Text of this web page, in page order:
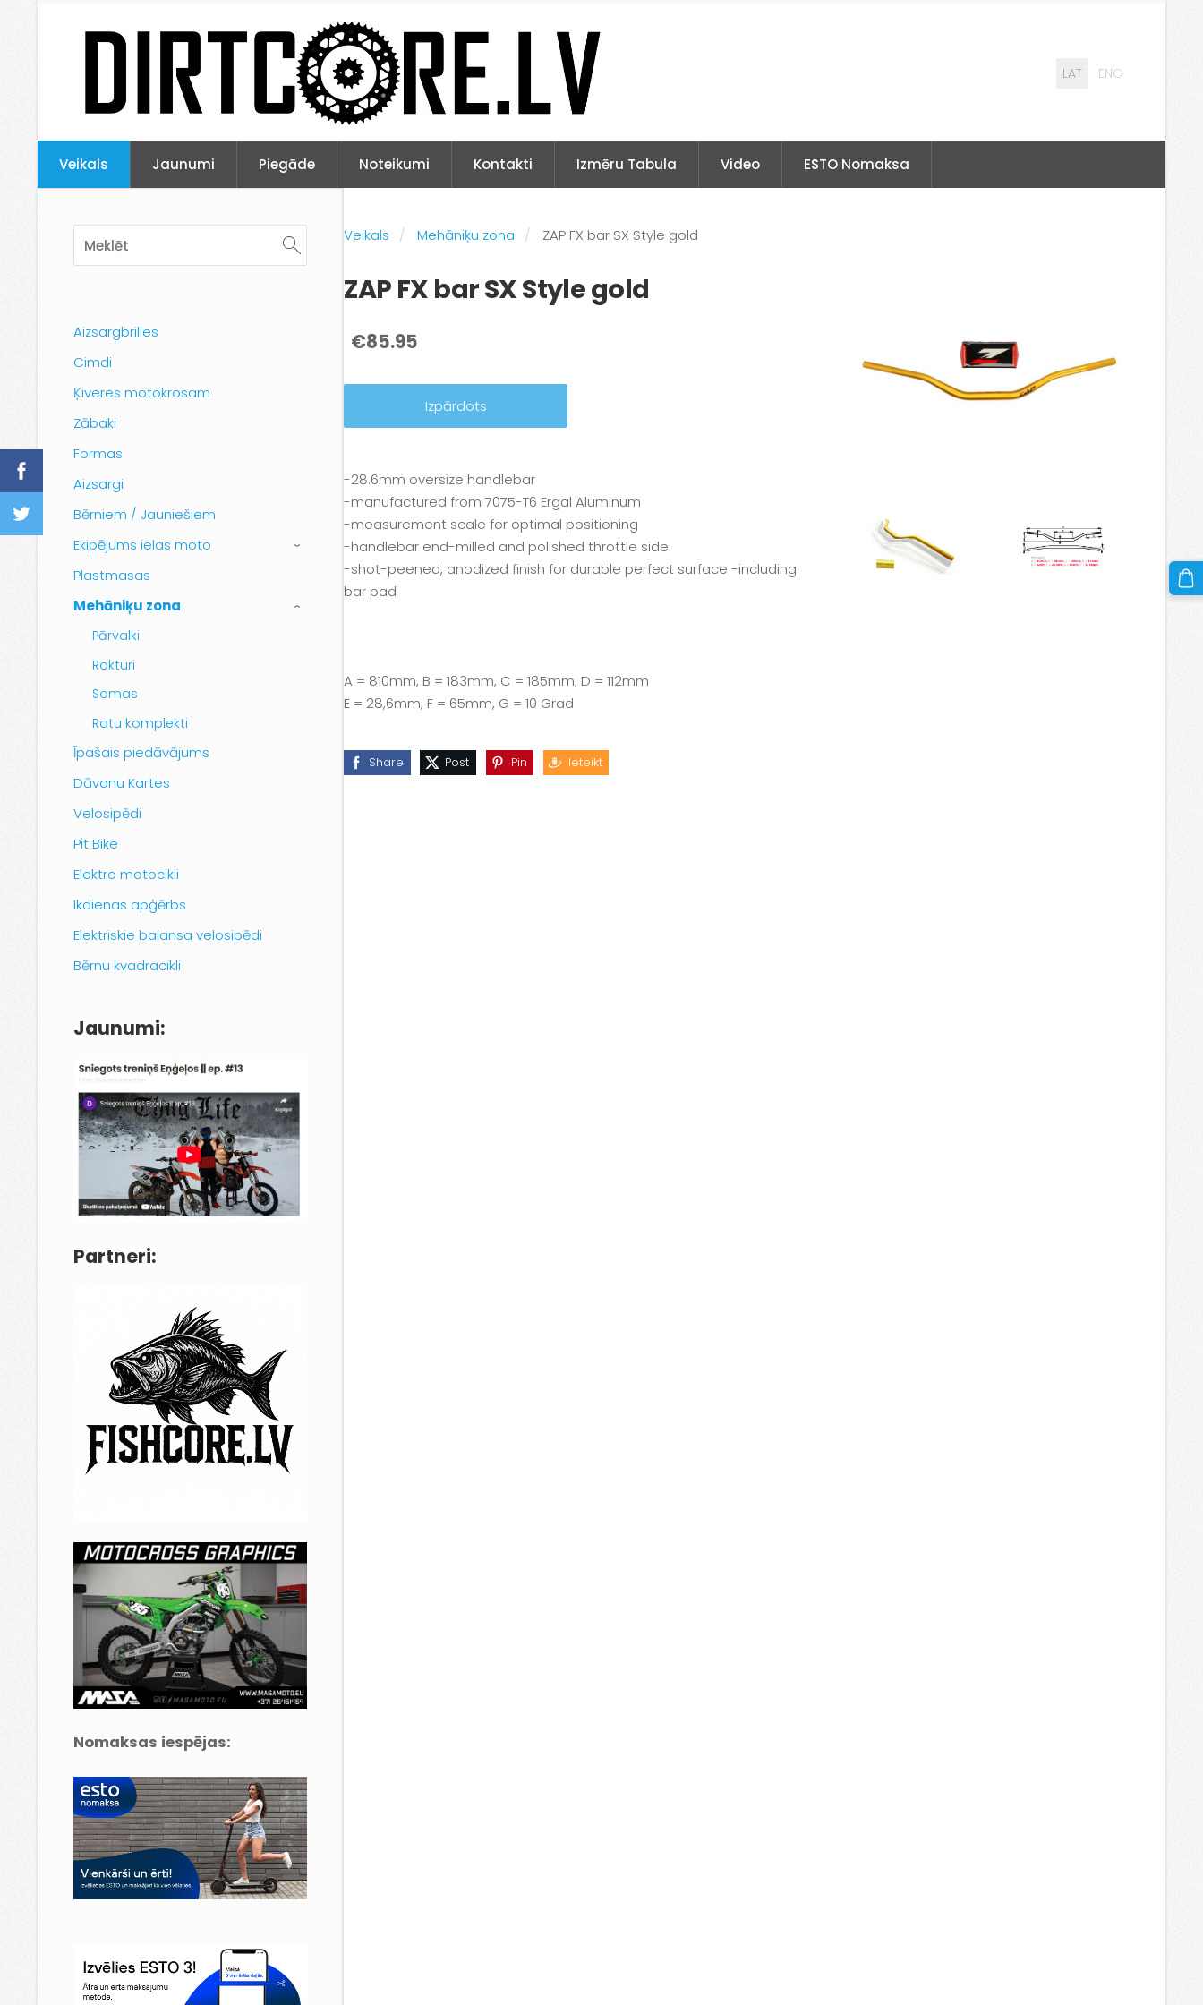
LAT ENG
Veikals Jaunumi Piegāde Noteikumi Kontakti Izmēru Tabula Video ESTO Nomaksa
Aizsargbrilles
Cimdi
Ķiveres motokrosam
Zābaki
Formas
Aizsargi
Bērniem / Jauniešiem
Ekipējums ielas moto
›
Plastmasas
Mehāniķu zona
Pārvalki
Rokturi
Somas
Ratu komplekti
›
Īpašais piedāvājums
Dāvanu Kartes
Velosipēdi
Pit Bike
Elektro motocikli
Ikdienas apģērbs
Elektriskie balansa velosipēdi
Bērnu kvadracikli
Jaunumi:
Partneri:
Nomaksas iespējas:
Veikals Mehāniķu zona ZAP FX bar SX Style gold
ZAP FX bar SX Style gold
€85.95
Izpārdots
-28.6mm oversize handlebar
-manufactured from 7075-T6 Ergal Aluminum
-measurement scale for optimal positioning
-handlebar end-milled and polished throttle side
-shot-peened, anodized finish for durable perfect surface -including
bar pad
A = 810mm, B = 183mm, C = 185mm, D = 112mm
E = 28,6mm, F = 65mm, G = 10 Grad
Share Post Pin Ieteikt